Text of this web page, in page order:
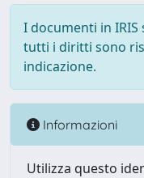
I documenti in
tutti i diritti sono
indicazione.
Informazioni
Utilizza questo